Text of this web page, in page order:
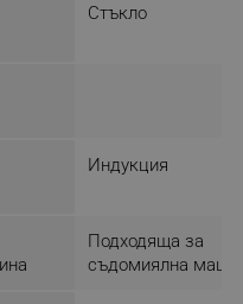
Стъкло
Индукция
Подходяща за
съдомиялна
на
да се използва